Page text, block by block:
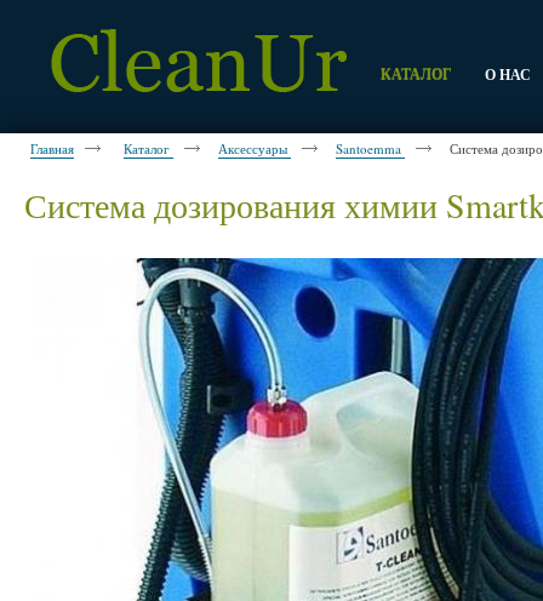
КАТАЛОГ О НАС
Главная Каталог Аксессуары Santoemma Система
Система дозирования химии